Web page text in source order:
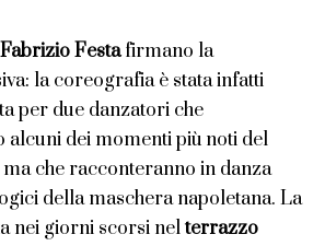
Fabrizio Festafirmano la
la coreografia è stata infatti
per due danzatori che
dei momenti più noti del
che racconteranno in danza
della maschera napoletana. La
nei giorni scorsi nelterrazzo